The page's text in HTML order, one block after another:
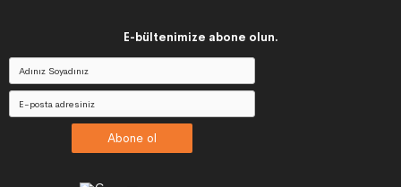
E-bültenimize abone olun.
Abone ol